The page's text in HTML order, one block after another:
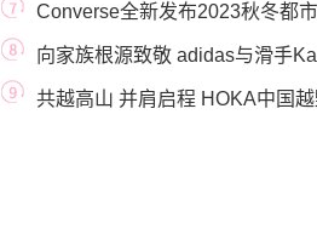
Polaroid宝丽来全新联
Converse全新发布2023秋冬都
能风系列 叠出趣，
向家族根源致敬 adidas与滑手
Sylla携手打造S
共越高山 并肩启程 HOKA中国